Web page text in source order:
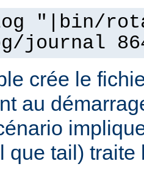
"|bin/
journal
crée le
au
que tail)